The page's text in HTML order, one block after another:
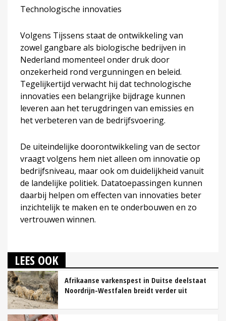
Technologische innovaties
Volgens Tijssens staat de ontwikkeling van
zowel gangbare als biologische bedrijven in
Nederland momenteel onder druk door
onzekerheid rond vergunningen en beleid.
Tegelijkertijd verwacht hij dat technologische
innovaties een belangrijke bijdrage kunnen
leveren aan het terugdringen van emissies en
het verbeteren van de bedrijfsvoering.
De uiteindelijke doorontwikkeling van de sector
vraagt volgens hem niet alleen om innovatie op
bedrijfsniveau, maar ook om duidelijkheid vanuit
de landelijke politiek. Datatoepassingen kunnen
daarbij helpen om effecten van innovaties beter
inzichtelijk te maken en te onderbouwen en zo
vertrouwen winnen.
LEES OOK
Afrikaanse varkenspest in Duitse deelstaat
Noordrijn-Westfalen breidt verder uit